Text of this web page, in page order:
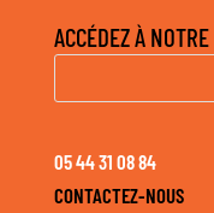
ACCÉDEZ À NOTRE
05 44 31 08 84
CONTACTEZ-NOUS